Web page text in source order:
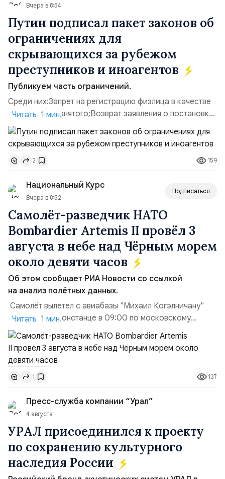
Вчера в 8:54
Путин подписал пакет законов об
ограничениях для
скрывающихся за рубежом
преступников и иноагентов
Публикуем часть ограничений.
Среди них:Запрет на регистрацию физлица в качестве
ИП или самозанятого;Возврат заявления о постановке
недвижимости на кадастровый учет;Ограничение
водительских прав;Запрет регистрации транспортных
средств и на заключение сделок по
доверенности;Отказ в заключении кредитного
договора, предоставлении государственных и
муниципальных услуг онл...
Читать 1 мин.
2 159
Национальный Курс
Вчера в 8:52
Подписаться
Самолёт-разведчик НАТО
Bombardier Artemis II провёл 3
августа в небе над Чёрным морем
около девяти часов
Об этом сообщает РИА Новости со ссылкой
на анализ полётных данных.
Самолёт вылетел с авиабазы "Михаил Когэлничану"
в румынской Констанце в 09:00 по московскому
времени и направился по прямой к турецко-грузинской
границе. На базу самолёт вернулся после 18 часов,
совершив три облёта примерно по одной
траектории.Не исключено, что Artemis II участвовал в
наведени...
Читать 1 мин.
1 137
Пресс-служба компании “Урал”
4 августа
УРАЛ присоединился к проекту
по сохранению культурного
наследия России